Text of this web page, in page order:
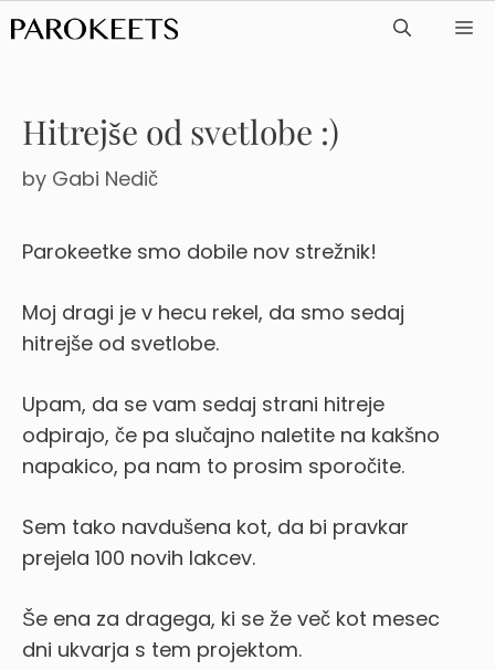
Skip
to
Hitrejše od svetlobe :)
by Gabi Nedič
Parokeetke smo dobile nov strežnik!
Moj dragi je v hecu rekel, da smo sedaj
hitrejše od svetlobe.
Upam, da se vam sedaj strani hitreje
odpirajo, če pa slučajno naletite na kakšno
napakico, pa nam to prosim sporočite.
Sem tako navdušena kot, da bi pravkar
prejela 100 novih lakcev.
Še ena za dragega, ki se že več kot mesec
dni ukvarja s tem projektom.